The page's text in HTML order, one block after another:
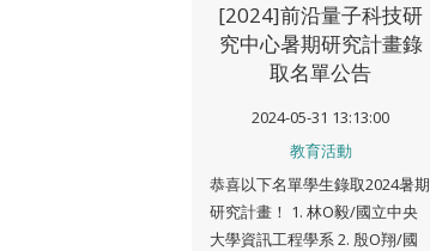
[2024]前沿量子科技研
究中心暑期研究計畫錄
取名單公告
2024-05-31 13:13:00
教育活動
恭喜以下名單學生錄取2024暑期
研究計畫！ 1. 林O毅/國立中央
大學資訊工程學系 2. 殷O翔/國